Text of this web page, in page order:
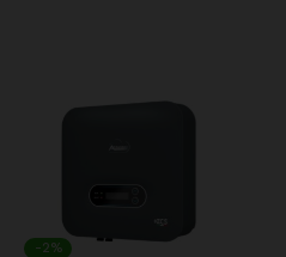
-2%